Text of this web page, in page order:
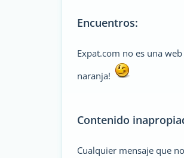
Encuentros:
Expat.com no es una
naranja!
Contenido
Cualquier mensaje que